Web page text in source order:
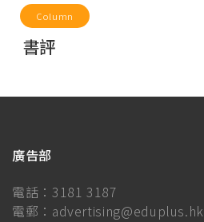
Column
書評
廣告部
電話： 3181 3187
電郵： advertising@eduplus.hk